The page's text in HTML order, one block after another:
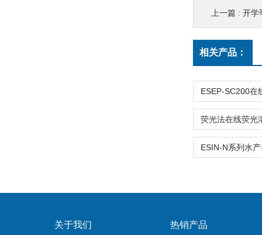
上一篇 : 开学
相关产品：
关于我们 热销产品